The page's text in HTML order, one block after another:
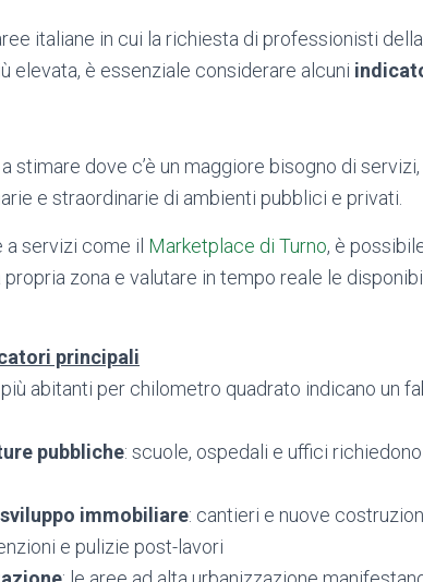
italiane in cui la richiesta di professionisti
elevata, è essenziale considerare alcuni
stimare dove c’è un maggiore bisogno di servizi,
e straordinarie di ambienti pubblici e privati.
servizi come il Marketplace di Turno, è
zona e valutare in tempo reale le
principali
più abitanti per chilometro quadrato indicano un
pubbliche: scuole, ospedali e uffici
immobiliare: cantieri e nuove
e pulizie post-lavori